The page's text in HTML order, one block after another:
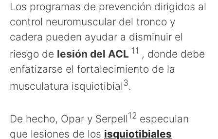
Los programas de prevención dirigidos al
control neuromuscular del tronco y
cadera pueden ayudar a disminuir el
riesgo de lesión del ACL 11 , donde debe
enfatizarse el fortalecimiento de la
musculatura isquiotibial3.
De hecho, Opar y Serpell12 especulan
que lesiones de los isquiotibiales